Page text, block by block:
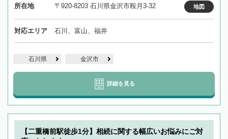
所在地 〒920-8203 石川県金沢市鞍月3-32 地図
対応エリア 石川、富山、福井
石川県 金沢市
詳細を見る
【二重橋前駅徒歩1分】相続に関する幅広いお悩みにご対